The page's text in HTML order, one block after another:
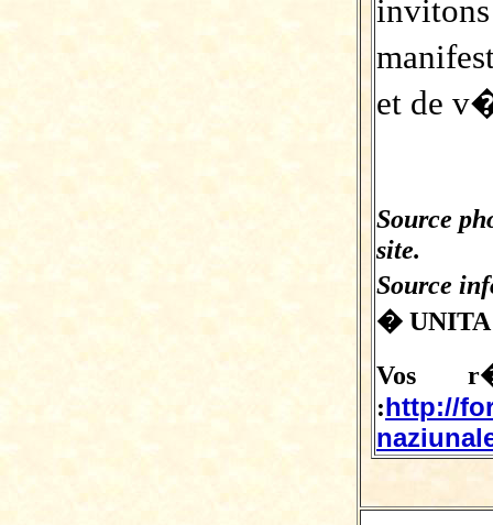
et de
Source
site.
Source
�
Vos
:http://